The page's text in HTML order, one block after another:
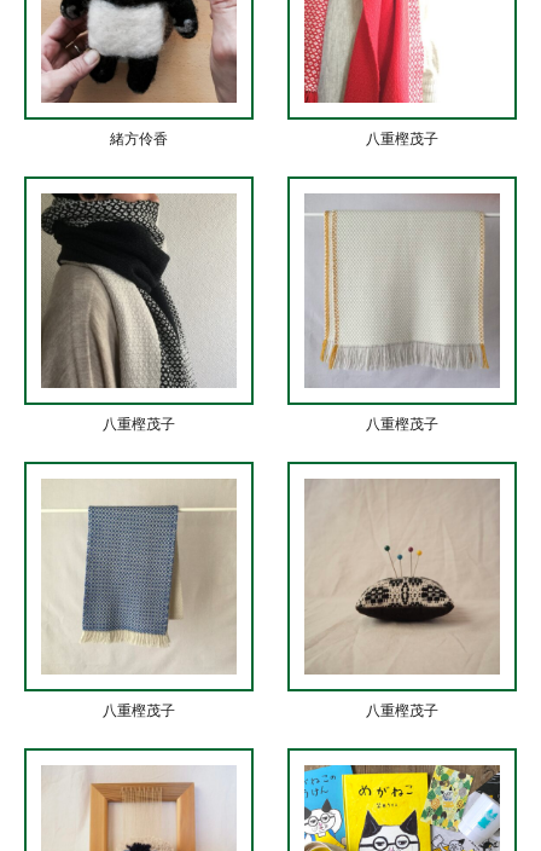
緒方伶香 八重樫茂子
八重樫茂子 八重樫茂子
八重樫茂子 八重樫茂子